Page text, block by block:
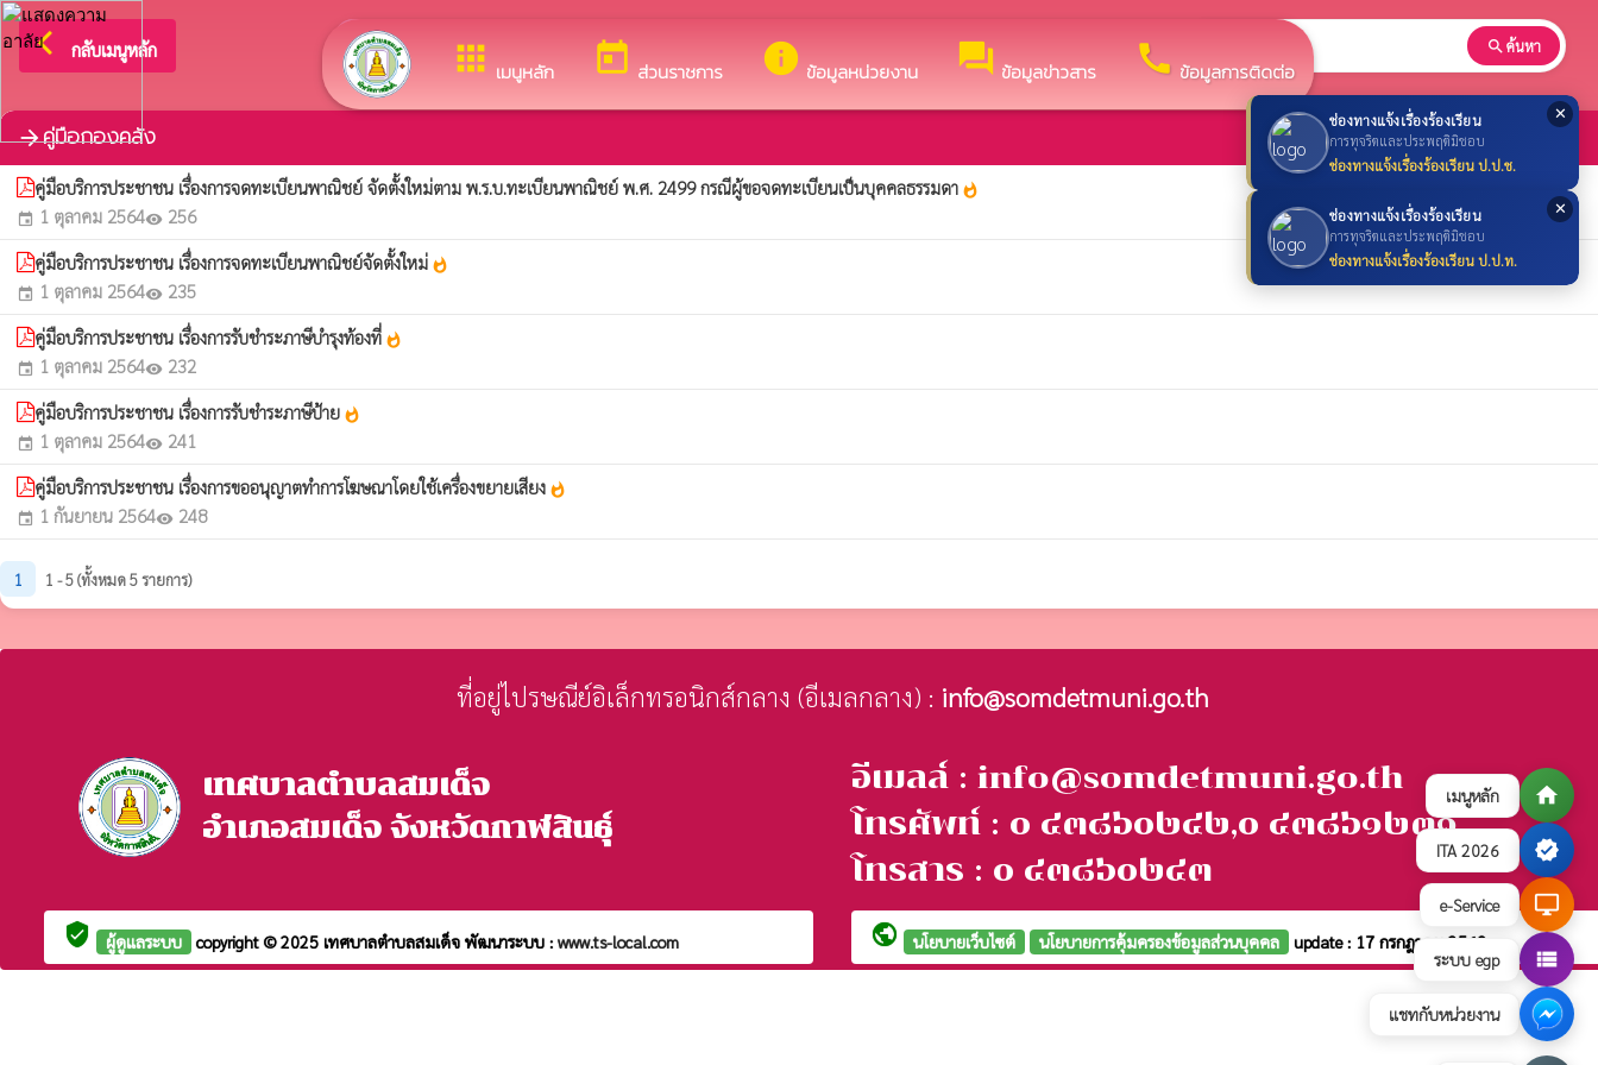
เมนูหลัก home
ITA 2026 verified
e-Service desktop_windows
ระบบ egp view_list
แชทกับหน่วยงาน
✕
ช่องทางแจ้งเรื่องร้องเรียน
การทุจริตและประพฤติมิชอบ
ช่องทางแจ้งเรื่องร้องเรียน ป.ป.ช.
✕
ช่องทางแจ้งเรื่องร้องเรียน
การทุจริตและประพฤติมิชอบ
ช่องทางแจ้งเรื่องร้องเรียน ป.ป.ท.
apps เมนูหลัก today ส่วนราชการ info ข้อมูลหน่วยงาน forum ข้อมูลข่าวสาร call ข้อมูลการติดต่อ
arrow_back_ios กลับเมนูหลัก ยินดีต้อนรับสู่เว็บไซต์ของ เทศบาลตำบลสมเด็จ search ค้นหา
arrow_forwardคู่มือกองคลัง
คู่มือบริการประชาชน เรื่องการจดทะเบียนพาณิชย์ จัดตั้งใหม่ตาม พ.ร.บ.ทะเบียนพาณิชย์ พ.ศ. 2499 กรณีผู้ขอจดทะเบียนเป็นบุคคลธรรมดา whatshot
event 1 ตุลาคม 2564visibility 256
คู่มือบริการประชาชน เรื่องการจดทะเบียนพาณิชย์จัดตั้งใหม่ whatshot
event 1 ตุลาคม 2564visibility 235
คู่มือบริการประชาชน เรื่องการรับชำระภาษีบำรุงท้องที่ whatshot
event 1 ตุลาคม 2564visibility 232
คู่มือบริการประชาชน เรื่องการรับชำระภาษีป้าย whatshot
event 1 ตุลาคม 2564visibility 241
คู่มือบริการประชาชน เรื่องการขออนุญาตทำการโฆษณาโดยใช้เครื่องขยายเสียง whatshot
event 1 กันยายน 2564visibility 248
1 1 - 5 (ทั้งหมด 5 รายการ)
ที่อยู่ไปรษณีย์อิเล็กทรอนิกส์กลาง (อีเมลกลาง) : info@somdetmuni.go.th
เทศบาลตำบลสมเด็จ
อำเภอสมเด็จ จังหวัดกาฬสินธุ์
อีเมลล์ : info@somdetmuni.go.th
โทรศัพท์ : ๐ ๔๓๘๖๐๒๔๒,๐ ๔๓๘๖๑๒๓๑
โทรสาร : ๐ ๔๓๘๖๐๒๔๓
verified_user ผู้ดูแลระบบ copyright © 2025 เทศบาลตำบลสมเด็จ พัฒนาระบบ : www.ts-local.com public นโยบายเว็บไซต์ นโยบายการคุ้มครองข้อมูลส่วนบุคคล update : 17 กรกฎาคม 2569